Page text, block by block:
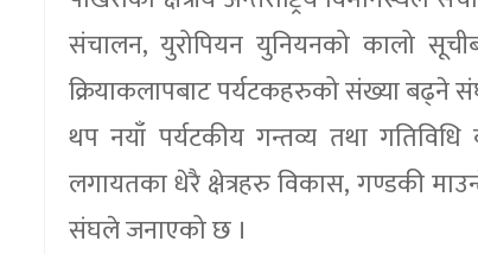
संचालन, युरोपियन युनियनको कालो
क्रियाकलापबाट पर्यटकहरुको संख्या बढ्ने
थप नयाँ पर्यटकीय गन्तव्य तथा
लगायतका धेरै क्षेत्रहरु विकास, गण्डकी
संघले जनाएको छ ।